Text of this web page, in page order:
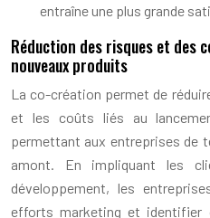
entraîne une plus grande
Réduction des risques et des
nouveaux produits
La co-création permet de
et les coûts liés au
permettant aux entreprises de
amont. En impliquant les
développement, les
efforts marketing et identifier